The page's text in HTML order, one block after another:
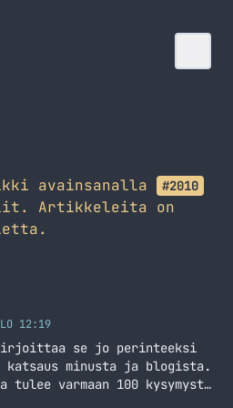
avainsanalla #2010
Artikkeleita on
12:19
se jo perinteeksi
katsaus minusta ja blogista.
varmaan 100 kysymystä
koitan olla kattava ;) ).